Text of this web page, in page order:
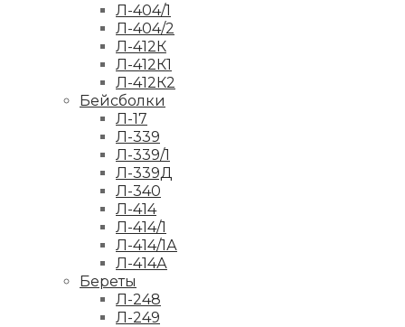
Л-404/1
Л-404/2
Л-412К
Л-412К1
Л-412К2
Бейсболки
Л-17
Л-339
Л-339/1
Л-339Д
Л-340
Л-414
Л-414/1
Л-414/1А
Л-414А
Береты
Л-248
Л-249